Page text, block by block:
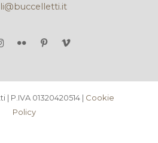
| P.IVA 01320420514 | Cookie
Policy